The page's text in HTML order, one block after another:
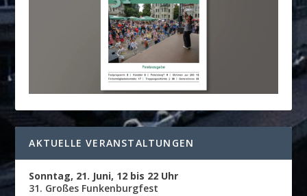
AKTUELLE VERANSTALTUNGEN
Sonntag, 21. Juni, 12 bis 22 Uhr
31. Großes Funkenburgfest